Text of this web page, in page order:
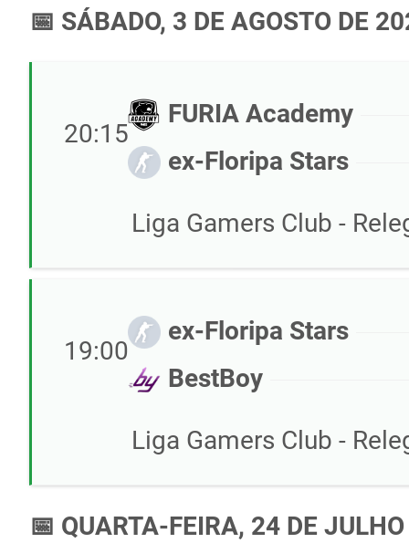
📅 SÁBADO, 3 DE AGOSTO DE
20:15
FURIA Academy
ex-Floripa Stars
Liga Gamers Club -
19:00
ex-Floripa Stars
BestBoy
Liga Gamers Club -
📅 QUARTA-FEIRA, 24 DE